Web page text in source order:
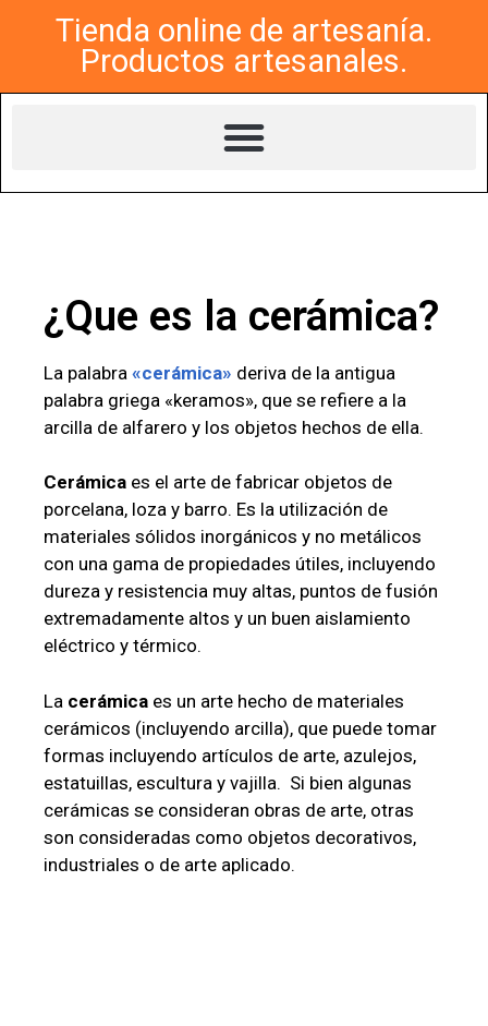
Tienda online de artesanía.
Productos artesanales.
¿Que es la cerámica?
La palabra «cerámica» deriva de la antigua
palabra griega «keramos», que se refiere a la
arcilla de alfarero y los objetos hechos de ella.
Cerámica es el arte de fabricar objetos de
porcelana, loza y barro. Es la utilización de
materiales sólidos inorgánicos y no metálicos
con una gama de propiedades útiles, incluyendo
dureza y resistencia muy altas, puntos de fusión
extremadamente altos y un buen aislamiento
eléctrico y térmico.
La cerámica es un arte hecho de materiales
cerámicos (incluyendo arcilla), que puede tomar
formas incluyendo artículos de arte, azulejos,
estatuillas, escultura y vajilla. Si bien algunas
cerámicas se consideran obras de arte, otras
son consideradas como objetos decorativos,
industriales o de arte aplicado.